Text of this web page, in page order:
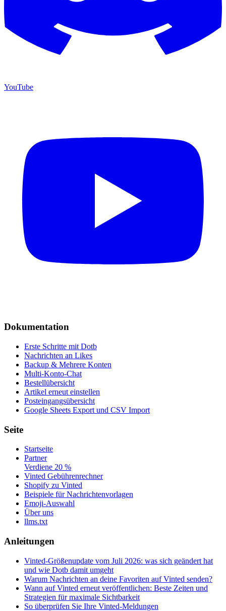
YouTube
Dokumentation
Erste Schritte mit Dotb
Nachrichten an Likes
Backup & Mehrere Konten
Multi-Konto-Chat
Bestellübersicht
Artikel erneut einstellen
Posteingangsübersicht
Google Sheets Export und CSV Import
Seite
Startseite
Partner
Verdiene 20 %
Vinted Gebührenrechner
Shopify zu Vinted
Beispiele für Nachrichtenvorlagen
Emoji-Auswahl
Über uns
llms.txt
Anleitungen
Vinted-Größenupdate vom Juli 2026: was sich geändert hat
und wie Dotb damit umgeht
Warum Nachrichten an deine Favoriten auf Vinted senden?
Wann auf Vinted erneut veröffentlichen: Beste Zeiten und
Strategien für maximale Sichtbarkeit
So überprüfen Sie Ihre Vinted-Meldungen